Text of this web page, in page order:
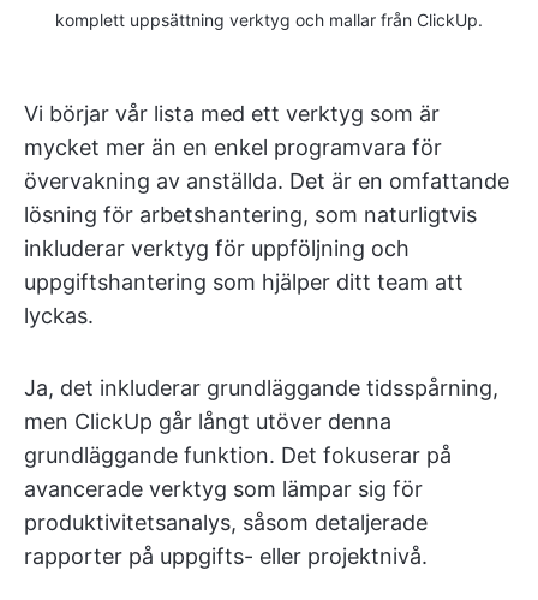
komplett uppsättning verktyg och mallar från ClickUp.
Vi börjar vår lista med ett verktyg som är
mycket mer än en enkel programvara för
övervakning av anställda. Det är en omfattande
lösning för arbetshantering, som naturligtvis
inkluderar verktyg för uppföljning och
uppgiftshantering som hjälper ditt team att
lyckas.
Ja, det inkluderar grundläggande tidsspårning,
men ClickUp går långt utöver denna
grundläggande funktion. Det fokuserar på
avancerade verktyg som lämpar sig för
produktivitetsanalys, såsom detaljerade
rapporter på uppgifts- eller projektnivå.